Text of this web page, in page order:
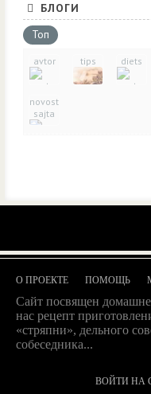
БЛОГИ
Топ
avtor tips diets
novosti-
sajta
О ПРОЕКТЕ ПОМОЩЬ
Сайт посвящен
нас рецепт
«стряпни», дельного
собеседника...
ВОЙТИ НА